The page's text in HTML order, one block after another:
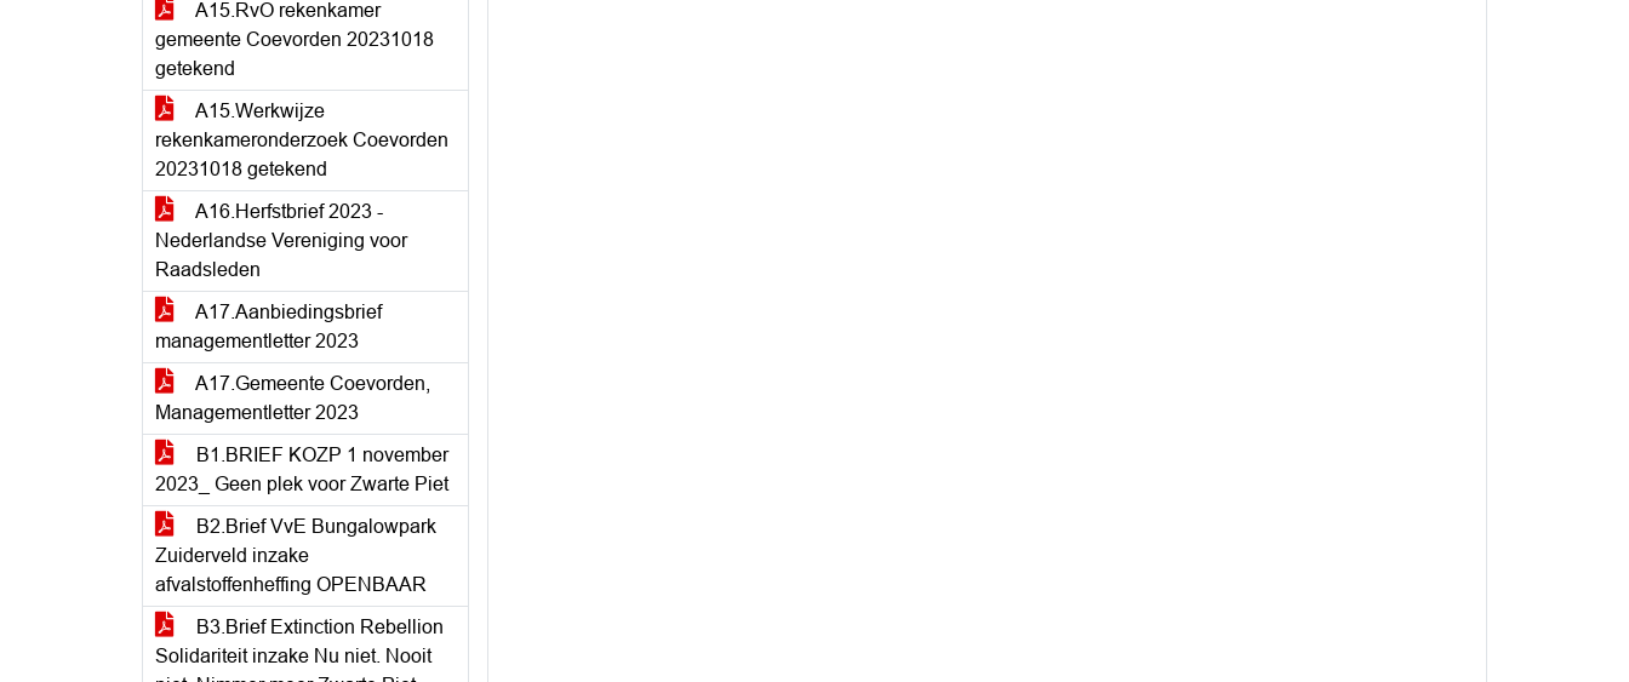
A15.RvO rekenkamer
gemeente Coevorden 20231018
getekend
A15.Werkwijze
rekenkameronderzoek Coevorden
20231018 getekend
A16.Herfstbrief 2023 -
Nederlandse Vereniging voor
Raadsleden
A17.Aanbiedingsbrief
managementletter 2023
A17.Gemeente Coevorden,
Managementletter 2023
B1.BRIEF KOZP 1 november
2023_ Geen plek voor Zwarte Piet
B2.Brief VvE Bungalowpark
Zuiderveld inzake
afvalstoffenheffing OPENBAAR
B3.Brief Extinction Rebellion
Solidariteit inzake Nu niet. Nooit